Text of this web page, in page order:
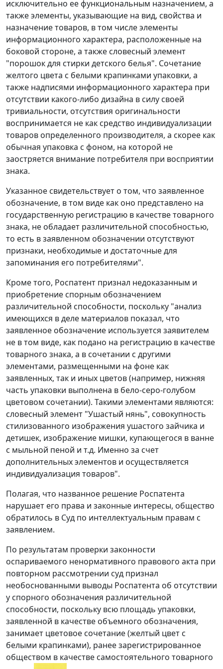
исключительно ее функциональным назначением, а
также элементы, указывающие на вид, свойства и
назначение товаров, в том числе элементы
информационного характера, расположенные на
боковой стороне, а также словесный элемент
"порошок для стирки детского белья". Сочетание
желтого цвета с белыми крапинками упаковки, а
также надписями информационного характера при
отсутствии какого-либо дизайна в силу своей
тривиальности, отсутствия оригинальности
воспринимается не как средство индивидуализации
товаров определенного производителя, а скорее как
обычная упаковка с фоном, на которой не
заостряется внимание потребителя при восприятии
знака.
Указанное свидетельствует о том, что заявленное
обозначение, в том виде как оно представлено на
государственную регистрацию в качестве товарного
знака, не обладает различительной способностью,
то есть в заявленном обозначении отсутствуют
признаки, необходимые и достаточные для
запоминания его потребителями".
Кроме того, Роспатент признал недоказанным и
приобретение спорным обозначением
различительной способности, поскольку "анализ
имеющихся в деле материалов показал, что
заявленное обозначение используется заявителем
не в том виде, как подано на регистрацию в качестве
товарного знака, а в сочетании с другими
элементами, размещенными на фоне как
заявленных, так и иных цветов (например, нижняя
часть упаковки выполнена в бело-серо-голубом
цветовом сочетании). Такими элементами являются:
словесный элемент "Ушастый нянь", совокупность
стилизованного изображения ушастого зайчика и
детишек, изображение мишки, купающегося в ванне
с мыльной пеной и т.д. Именно за счет
дополнительных элементов и осуществляется
индивидуализация товаров".
Полагая, что названное решение Роспатента
нарушает его права и законные интересы, общество
обратилось в Суд по интеллектуальным правам с
заявлением.
По результатам проверки законности
оспариваемого ненормативного правового акта при
повторном рассмотрении суд признал
необоснованными выводы Роспатента об отсутствии
у спорного обозначения различительной
способности, поскольку всю площадь упаковки,
заявленной в качестве объемного обозначения,
занимает цветовое сочетание (желтый цвет с
белыми крапинками), ранее зарегистрированное
обществом в качестве самостоятельного товарного